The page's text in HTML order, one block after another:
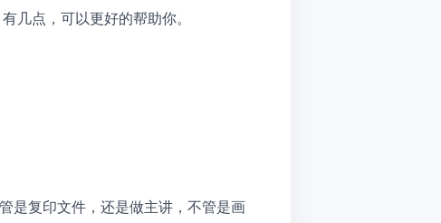
几点，可以更好的帮助你。